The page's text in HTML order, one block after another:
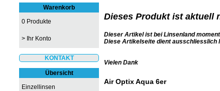
Warenkorb
0 Produkte
> Ihr Konto
KONTAKT
Übersicht
Einzellinsen
Dieses Produkt ist aktuell
Dieser Artikel ist bei Linsenland
Diese Artikelseite dient ausschliesslich
Vielen Dank
Air Optix Aqua 6er